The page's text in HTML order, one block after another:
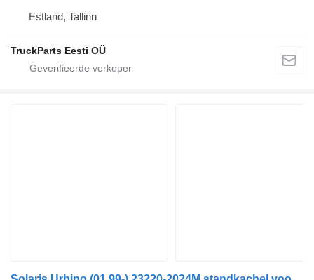
Estland, Tallinn
TruckParts Eesti OÜ